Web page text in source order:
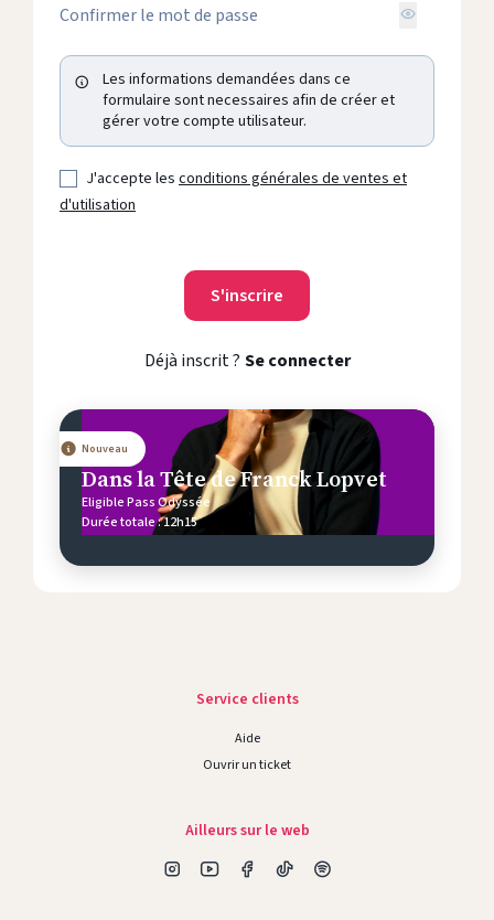
Les informations demandées dans ce
formulaire sont necessaires afin de créer et
gérer votre compte utilisateur.
J'accepte les conditions générales de ventes et
d'utilisation
Déjà inscrit ? Se connecter
Nouveau
Dans la Tête de Franck Lopvet
Eligible Pass Odyssée
Durée totale : 12h15
Service clients
Aide
Ouvrir un ticket
Ailleurs sur le web